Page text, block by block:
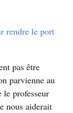
rendre le port
pas être
parvienne au
professeur
nous aiderait